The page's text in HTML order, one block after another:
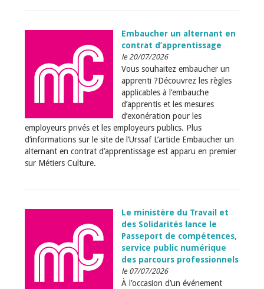
Embaucher un alternant en
contrat d’apprentissage
le 20/07/2026
Vous souhaitez embaucher un
apprenti ?Découvrez les règles
applicables à l’embauche
d’apprentis et les mesures
d’exonération pour les
employeurs privés et les employeurs publics. Plus
d’informations sur le site de l’Urssaf L’article Embaucher un
alternant en contrat d’apprentissage est apparu en premier
sur Métiers Culture.
Le ministère du Travail et
des Solidarités lance le
Passeport de compétences,
service public numérique
des parcours professionnels
le 07/07/2026
À l’occasion d’un événement